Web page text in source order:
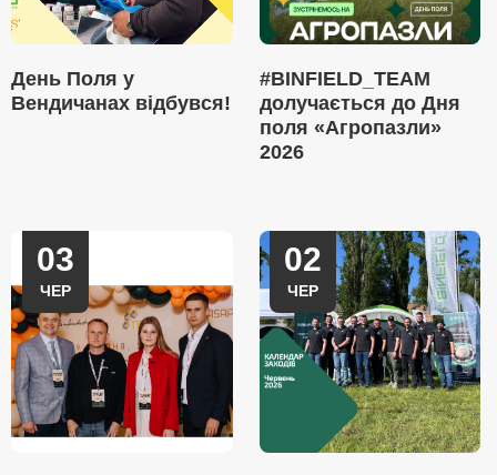
День Поля у
Вендичанах відбувся!
#BINFIELD_TEAM
долучається до Дня
поля «Агропазли»
2026
03
ЧЕР
02
ЧЕР